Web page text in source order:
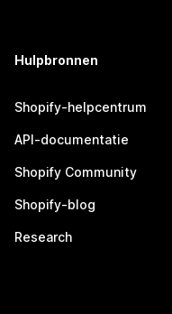
Hulpbronnen
Shopify-helpcentrum
API-documentatie
Shopify Community
Shopify-blog
Research